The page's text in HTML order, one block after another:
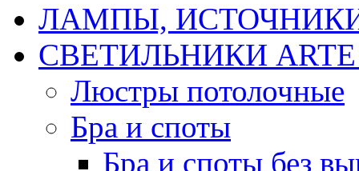
ЛАМПЫ,
СВЕТИЛЬНИКИ ARTE
Люстры потолочные
Бра и споты
Бра и споты без